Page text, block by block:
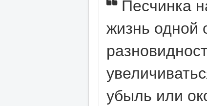
жизнь одной
убыль или